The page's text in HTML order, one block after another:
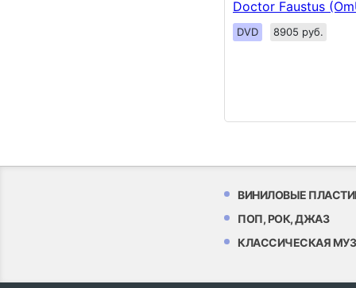
Doctor Faustus
DVD 8905 руб.
ВИНИЛОВЫЕ
ПОП, РОК, ДЖАЗ
КЛАССИЧЕСКАЯ